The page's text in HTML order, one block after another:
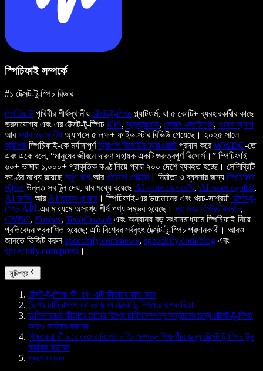
স্পিচিফাই সম্পর্কে
#১ টেক্সট-টু-স্পিচ রিডার
স্পিচিফাই পৃথিবীর শীর্ষস্থানীয় টেক্সট-টু-স্পিচ প্ল্যাটফর্ম, যা ৫ কোটি+ ব্যবহারকারীর কাছে
ভরসাযোগ্য এবং এর টেক্সট-টু-স্পিচ iOS, অ্যান্ড্রয়েড, ক্রোম এক্সটেনশন, ওয়েব অ্যাপ
আরম্যাক ডেস্কটপ অ্যাপসে ৫ লক্ষ+ ফাইভ-স্টার রিভিউ পেয়েছে। ২০২৫ সালে
অ্যাপলস্পিচিফাই-কে মর্যাদাপূর্ণঅ্যাপল ডিজাইন অ্যাওয়ার্ড প্রদান করেWWDC-তে
এবং একে বলে, “মানুষের জীবনে দারুণ সহায়ক একটি গুরুত্বপূর্ণ রিসোর্স।” স্পিচিফাই
৬০+ ভাষায় ১,০০০+ প্রাকৃতিক কণ্ঠ নিয়ে প্রায় ২০০ দেশে ব্যবহৃত হচ্ছে। সেলিব্রিটি
কণ্ঠের মধ্যে রয়েছেস্নুপ ডগ আরগুইনেথ পেল্ট্রো । নির্মাতা ও ব্যবসার জন্য স্পিচিফাই
স্টুডিও উন্নত সব টুল দেয়, যার মধ্যে রয়েছে AI ভয়েস জেনারেটর, AI ভয়েস ক্লোনিং,
AI ডাবিং আর AI ভয়েস চেঞ্জার। স্পিচিফাই-এর উচ্চমানের এবং খরচ-সাশ্রয়ী টেক্সট-টু-
স্পিচ API-এর মাধ্যমে অসংখ্য শীর্ষ পণ্য সম্ভব হয়েছে। দ্য ওয়াল স্ট্রিট জার্নাল,
CNBC, Forbes, TechCrunch এবং অন্যান্য বড় সংবাদমাধ্যমে স্পিচিফাই নিয়ে
প্রতিবেদন প্রকাশিত হয়েছে; এটি বিশ্বের সর্ববৃহৎ টেক্সট-টু-স্পিচ প্রদানকারী। আরও
জানতে ভিজিট করুনspeechify.com/news, speechify.com/blog এবং
speechify.com/press ।
সূচিপত্র
টেক্সট-টু-স্পিচ কী এবং এটি কীভাবে কাজ করে
বিশেষ চাহিদাসম্পন্নদের জন্য টেক্সট-টু-স্পিচের উপকারিতা
অভিভাবকরা কীভাবে তাদের বিশেষ চাহিদাসম্পন্ন সন্তানের জন্য টেক্সট-টু-স্পিচ
আরও কার্যকর করবেন
শিক্ষকেরা কীভাবে তাদের বিশেষ চাহিদাসম্পন্ন শিক্ষার্থীর জন্য টেক্সট-টু-স্পিচ টুল
কার্যকর করবেন
প্রশ্নোত্তর